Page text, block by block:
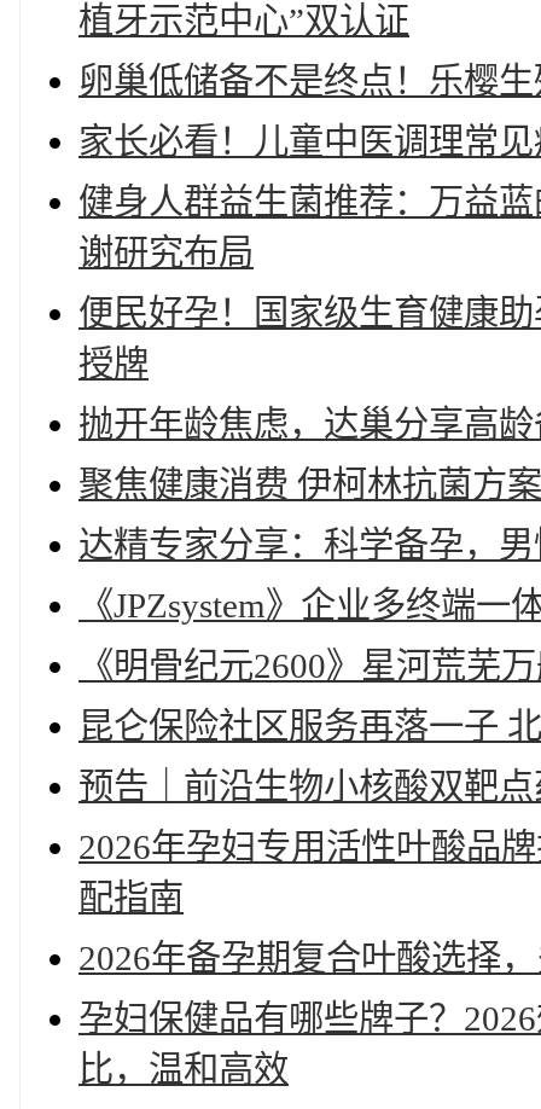
植牙示范中心”双认证
卵巢低储备不是终点！乐樱
家长必看！儿童中医调理常
健身人群益生菌推荐：万益
谢研究布局
便民好孕！国家级生育健康
授牌
抛开年龄焦虑，达巢分享高
聚焦健康消费 伊柯林抗菌方
达精专家分享：科学备孕，
《JPZsystem》企业多终端一
《明骨纪元2600》星河荒芜
昆仑保险社区服务再落一子
预告｜前沿生物小核酸双靶
2026年孕妇专用活性叶酸品
配指南
2026年备孕期复合叶酸选择
孕妇保健品有哪些牌子？
比，温和高效